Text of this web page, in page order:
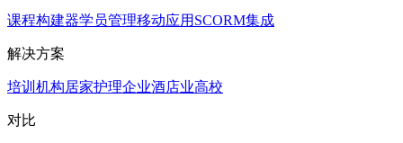
课程构建器学员管理移动应用 SCORM集成
解决方案
培训机构居家护理企业酒店业高校
对比